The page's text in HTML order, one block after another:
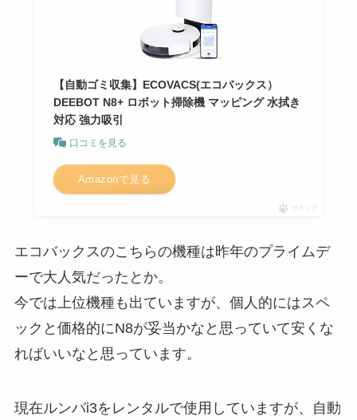
【自動ゴミ収集】ECOVACS(エコバックス）
DEEBOT N8+ ロボット掃除機 マッピング 水拭き
対応 強力吸引
口コミを見る
Amazonで見る
ポチップ
エコバックスのこちらの機種は昨年のプライムデ
ーで大人気だったとか。
今では上位機種も出ていますが、個人的にはスペ
ックと価格的にN8が妥当かなと思っていて安くな
ればいいなと思っています。
現在ルンバi3をレンタルで使用していますが、自動